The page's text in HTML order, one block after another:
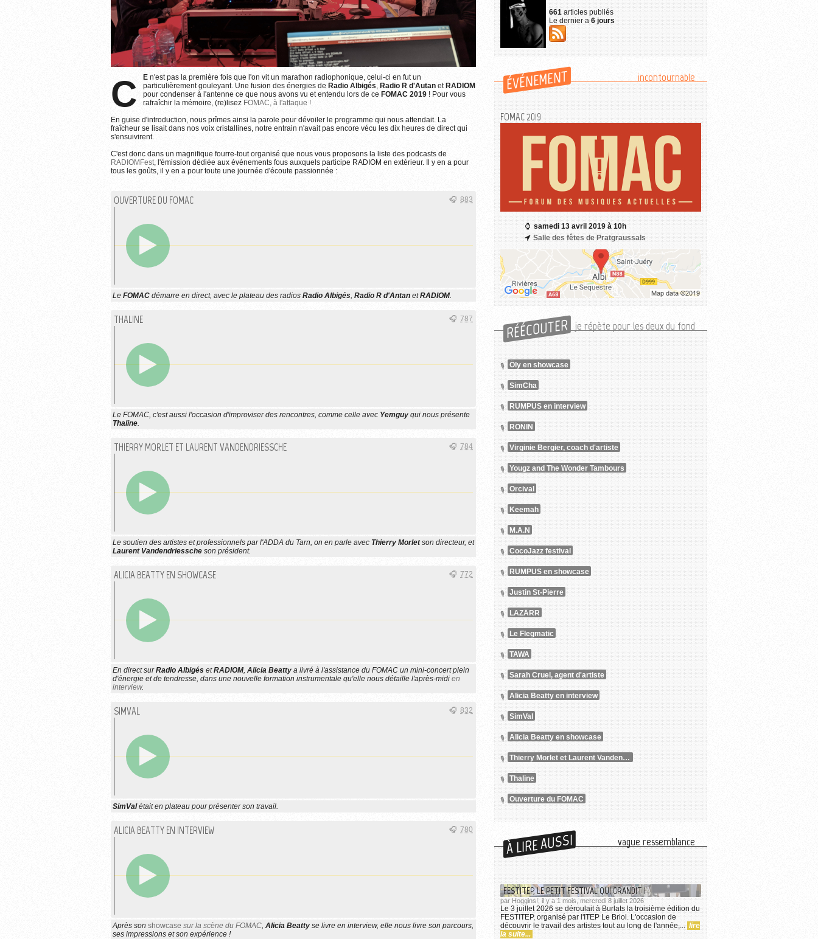
Plus d'informations sur l'utilisation des images...
CE n'est pas la première fois que l'on vit un marathon radiophonique, celui-ci en fut un
particulièrement gouleyant. Une fusion des énergies de Radio Albigés, Radio R d'Autan et RADIOM
pour condenser à l'antenne ce que nous avons vu et entendu lors de ce FOMAC 2019 ! Pour vous
rafraîchir la mémoire, (re)lisez FOMAC, à l'attaque !
En guise d'introduction, nous prîmes ainsi la parole pour dévoiler le programme qui nous attendait. La
fraîcheur se lisait dans nos voix cristallines, notre entrain n'avait pas encore vécu les dix heures de direct qui
s'ensuivirent.
C'est donc dans un magnifique fourre-tout organisé que nous vous proposons la liste des podcasts de
RADIOMFest, l'émission dédiée aux événements fous auxquels participe RADIOM en extérieur. Il y en a pour
tous les goûts, il y en a pour toute une journée d'écoute passionnée :
OUVERTURE DU FOMAC 883
Le FOMAC démarre en direct, avec le plateau des radios Radio Albigés, Radio R d'Antan etRADIOM.
THALINE 787
Le FOMAC, c'est aussi l'occasion d'improviser des rencontres, comme celle avec Yemguy qui nous présente
Thaline.
THIERRY MORLET ET LAURENT VANDENDRIESSCHE 784
Le soutien des artistes et professionnels par l'ADDA du Tarn, on en parle avec Thierry Morletson directeur, et
Laurent Vandendriessche son président.
ALICIA BEATTY EN SHOWCASE 772
En direct surRadio Albigés etRADIOM, Alicia Beatty a livré à l'assistance du FOMAC un mini-concert plein
d'énergie et de tendresse, dans une nouvelle formation instrumentale qu'elle nous détaille l'après-midi en
interview.
SIMVAL 832
SimValétait en plateau pour présenter son travail.
ALICIA BEATTY EN INTERVIEW 780
Après son showcase sur la scène du FOMAC, Alicia Beatty se livre en interview, elle nous livre son parcours,
ses impressions et son expérience !
661 articles publiés
Le dernier a 6 jours
ÉVÉNEMENT incontournable
FOMAC 2019
samedi 13 avril 2019 à 10h
Salle des fêtes de Pratgraussals
RÉÉCOUTER je répète pour les deux du fond
Öly en showcase
SimCha
RUMPUS en interview
RONIN
Virginie Bergier, coach d'artiste
Yougz and The Wonder Tambours
Orcival
Keemah
M.A.N
CocoJazz festival
RUMPUS en showcase
Justin St-Pierre
LAZÄRR
Le Flegmatic
TAWA
Sarah Cruel, agent d'artiste
Alicia Beatty en interview
SimVal
Alicia Beatty en showcase
Thierry Morlet et Laurent Vandendriessche
Thaline
Ouverture du FOMAC
À LIRE AUSSI vague ressemblance
FESTITEP, LE PETIT FESTIVAL QUI GRANDIT !
par Hoggins!, il y a 1 mois, mercredi 8 juillet 2026
Le 3 juillet 2026 se déroulait à Burlats la troisième édition du
FESTITEP, organisé par l'ITEP Le Briol. L'occasion de
découvrir le travail des artistes tout au long de l'année,... lire
la suite...